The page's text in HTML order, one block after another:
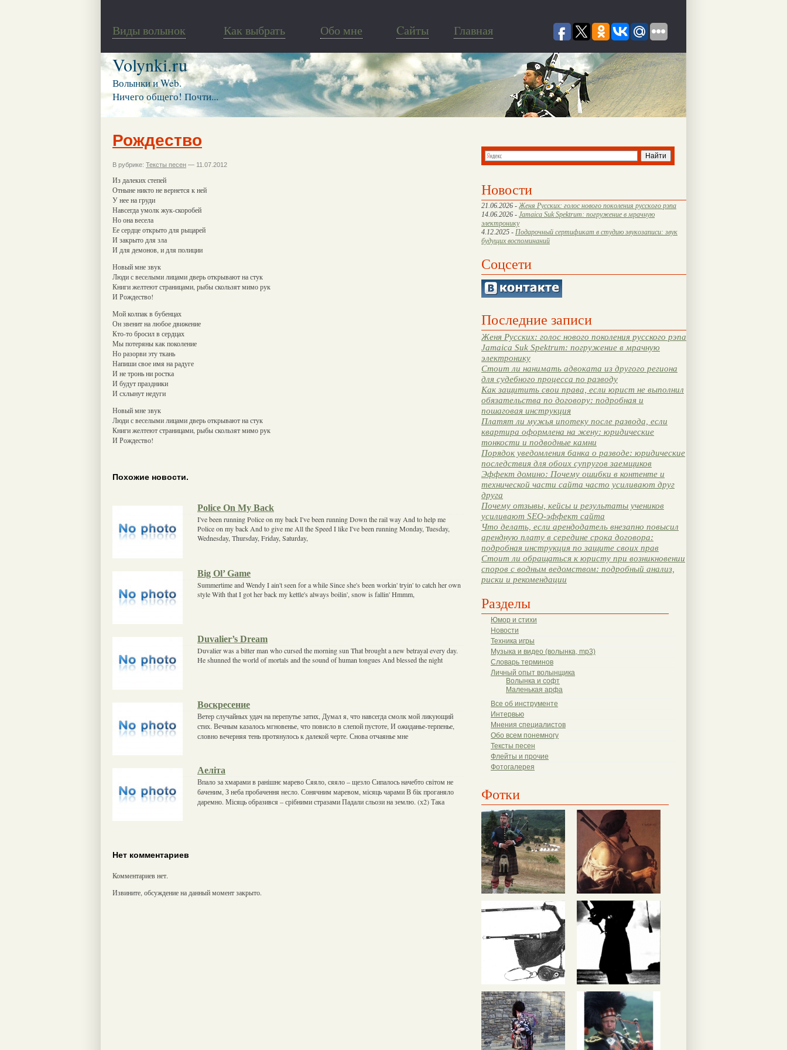
Виды волынок Как выбрать Обо мне Cайты Главная
Volynki.ru
Волынки и Web.
Ничего общего! Почти...
Новости
21.06.2026 - Женя Русских: голос нового поколения русского рэпа
14.06.2026 - Jamaica Suk Spektrum: погружение в мрачную
электронику
4.12.2025 - Подарочный сертификат в студию звукозаписи: звук
будущих воспоминаний
Соцсети
Последние записи
Женя Русских: голос нового поколения русского рэпа
Jamaica Suk Spektrum: погружение в мрачную
электронику
Стоит ли нанимать адвоката из другого региона
для судебного процесса по разводу
Как защитить свои права, если юрист не выполнил
обязательства по договору: подробная и
пошаговая инструкция
Платят ли мужья ипотеку после развода, если
квартира оформлена на жену: юридические
тонкости и подводные камни
Порядок уведомления банка о разводе: юридические
последствия для обоих супругов заемщиков
Эффект домино: Почему ошибки в контенте и
технической части сайта часто усиливают друг
друга
Почему отзывы, кейсы и результаты учеников
усиливают SEO-эффект сайта
Что делать, если арендодатель внезапно повысил
арендную плату в середине срока договора:
подробная инструкция по защите своих прав
Стоит ли обращаться к юристу при возникновении
споров с водным ведомством: подробный анализ,
риски и рекомендации
Разделы
Юмор и стихи
Новости
Техника игры
Музыка и видео (волынка, mp3)
Словарь терминов
Личный опыт волынщика
Волынка и софт
Маленькая арфа
Все об инструменте
Интервью
Мнения специалистов
Обо всем понемногу
Тексты песен
Флейты и прочие
Фотогалерея
Фотки
Рождество
В рубрике: Тексты песен — 11.07.2012
Из далеких степей
Отныне никто не вернется к ней
У нее на груди
Навсегда умолк жук-скоробей
Но она весела
Ее сердце открыто для рыцарей
И закрыто для зла
И для демонов, и для полиции
Новый мне звук
Люди с веселыми лицами дверь открывают на стук
Книги желтеют страницами, рыбы скользят мимо рук
И Рождество!
Мой колпак в бубенцах
Он звенит на любое движение
Кто-то бросил в сердцах
Мы потеряны как поколение
Но разорви эту ткань
Напиши свое имя на радуге
И не тронь ни ростка
И будут праздники
И схлынут недуги
Новый мне звук
Люди с веселыми лицами дверь открывают на стук
Книги желтеют страницами, рыбы скользят мимо рук
И Рождество!
Похожие новости.
Police On My Back
I've been running Police on my back I've been running Down the rail way And to help me
Police on my back And to give me All the Speed I like I've been running Monday, Tuesday,
Wednesday, Thursday, Friday, Saturday,
Big Ol’ Game
Summertime and Wendy I ain't seen for a while Since she's been workin' tryin' to catch her own
style With that I got her back my kettle's always boilin', snow is fallin' Hmmm,
Duvalier’s Dream
Duvalier was a bitter man who cursed the morning sun That brought a new betrayal every day.
He shunned the world of mortals and the sound of human tongues And blessed the night
Воскресение
Ветер случайных удач на перепутье затих, Думал я, что навсегда смолк мой ликующий
стих. Вечным казалось мгновенье, что повисло в слепой пустоте, И ожиданье-терпенье,
словно вечерняя тень протянулось к далекой черте. Снова отчаянье мне
Аеліта
Впало за хмарами в ранішнє марево Сяяло, сяяло – щезло Сипалось начебто світом не
баченим, З неба пробачення несло. Сонячним маревом, місяць чарами В бік проганяло
даремно. Місяць образився – срібними стразами Падали сльози на землю. (х2) Така
Нет комментариев
Комментариев нет.
Извините, обсуждение на данный момент закрыто.